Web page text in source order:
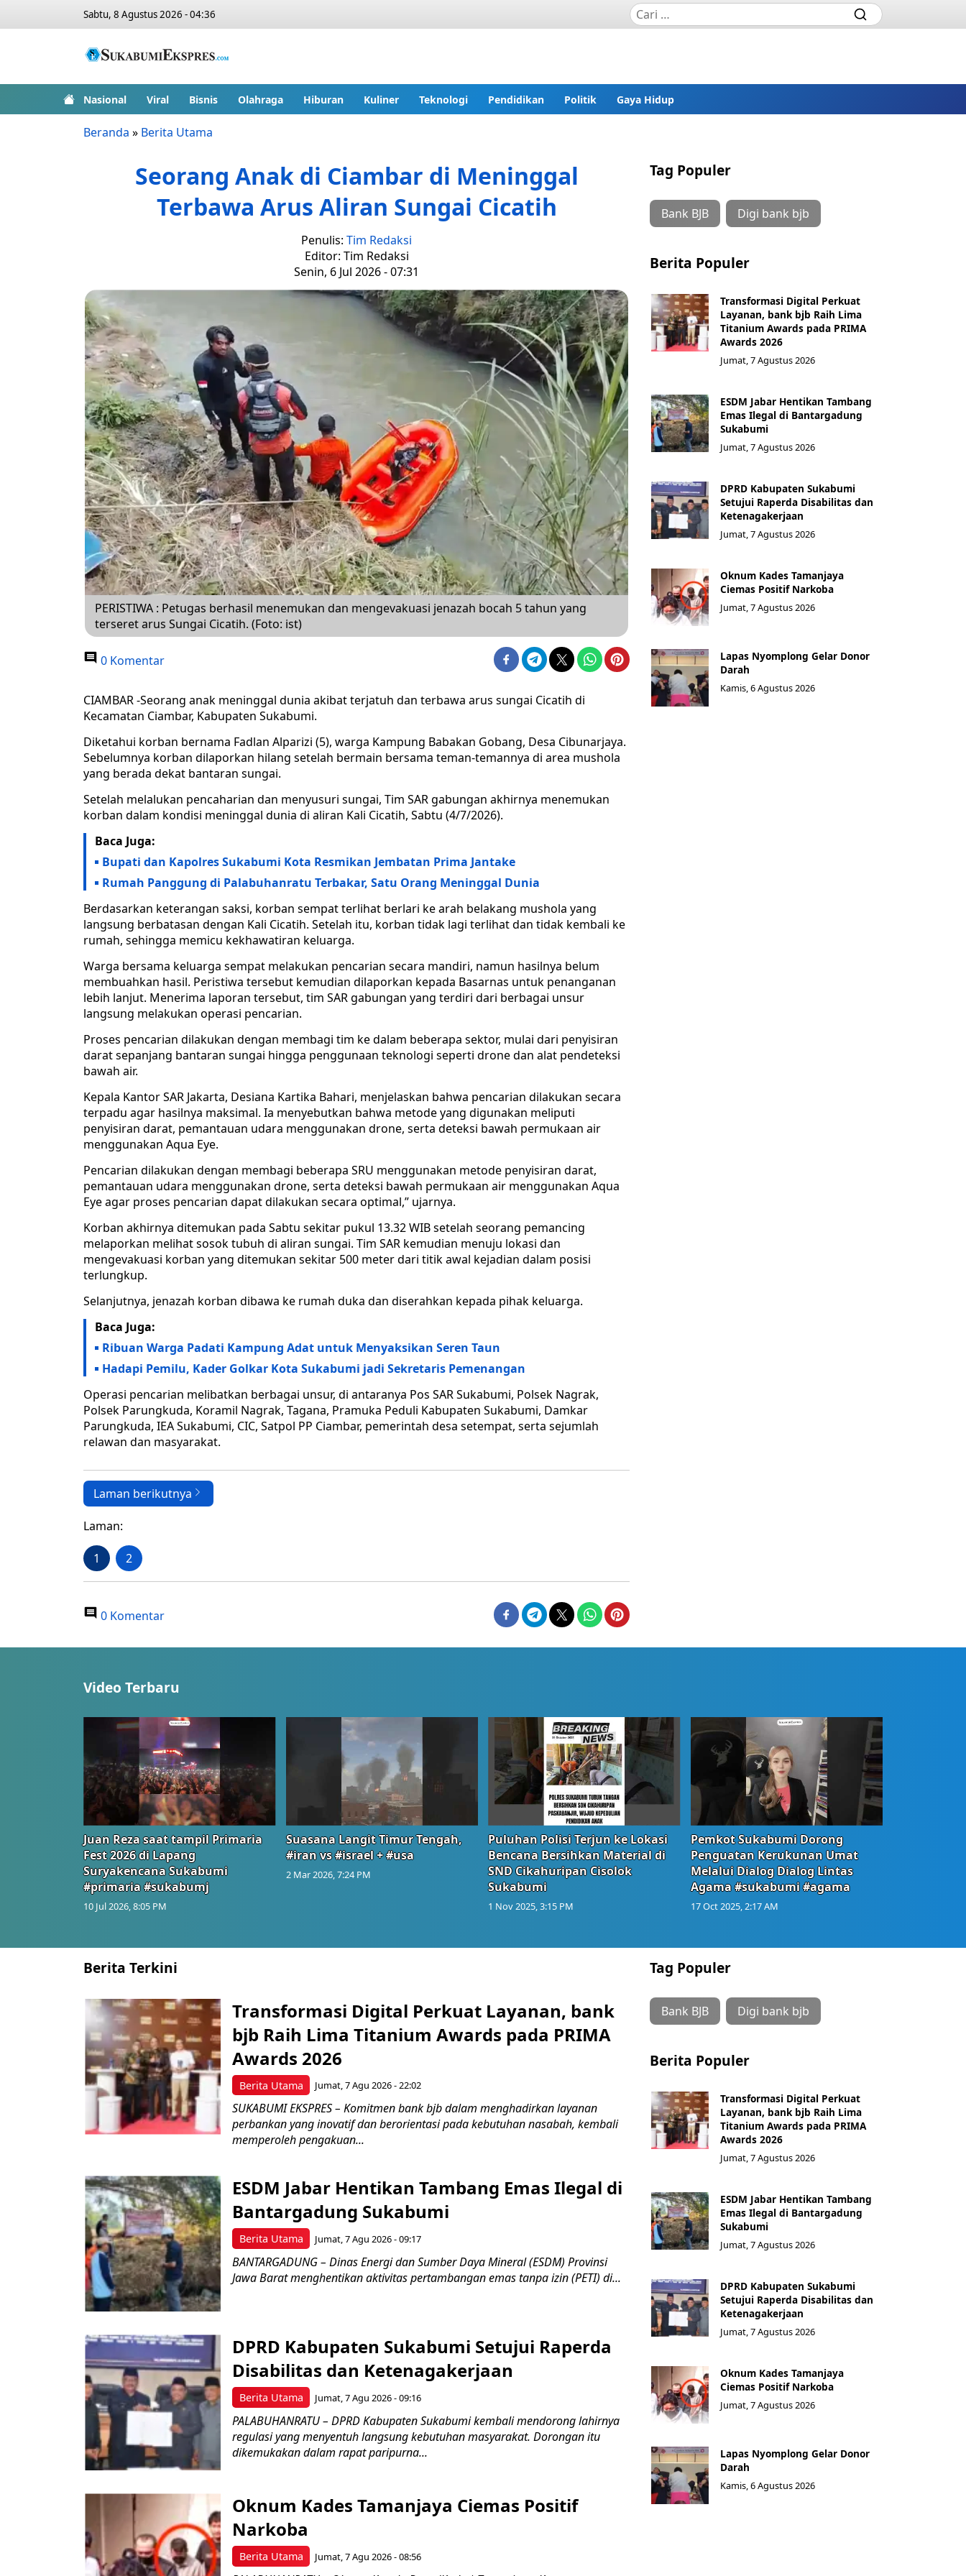
Sabtu, 8 Agustus 2026 - 04:36
Nasional Viral Bisnis Olahraga Hiburan Kuliner Teknologi Pendidikan Politik Gaya Hidup
Beranda » Berita Utama
Seorang Anak di Ciambar di Meninggal
Terbawa Arus Aliran Sungai Cicatih
Penulis: Tim Redaksi
Editor: Tim Redaksi
Senin, 6 Jul 2026 - 07:31
PERISTIWA : Petugas berhasil menemukan dan mengevakuasi jenazah bocah 5 tahun yang
terseret arus Sungai Cicatih. (Foto: ist)
0 Komentar
CIAMBAR -Seorang anak meninggal dunia akibat terjatuh dan terbawa arus sungai Cicatih di
Kecamatan Ciambar, Kabupaten Sukabumi.
Diketahui korban bernama Fadlan Alparizi (5), warga Kampung Babakan Gobang, Desa Cibunarjaya.
Sebelumnya korban dilaporkan hilang setelah bermain bersama teman-temannya di area mushola
yang berada dekat bantaran sungai.
Setelah melalukan pencaharian dan menyusuri sungai, Tim SAR gabungan akhirnya menemukan
korban dalam kondisi meninggal dunia di aliran Kali Cicatih, Sabtu (4/7/2026).
Baca Juga:
Bupati dan Kapolres Sukabumi Kota Resmikan Jembatan Prima Jantake
Rumah Panggung di Palabuhanratu Terbakar, Satu Orang Meninggal Dunia
Berdasarkan keterangan saksi, korban sempat terlihat berlari ke arah belakang mushola yang
langsung berbatasan dengan Kali Cicatih. Setelah itu, korban tidak lagi terlihat dan tidak kembali ke
rumah, sehingga memicu kekhawatiran keluarga.
Warga bersama keluarga sempat melakukan pencarian secara mandiri, namun hasilnya belum
membuahkan hasil. Peristiwa tersebut kemudian dilaporkan kepada Basarnas untuk penanganan
lebih lanjut. Menerima laporan tersebut, tim SAR gabungan yang terdiri dari berbagai unsur
langsung melakukan operasi pencarian.
Proses pencarian dilakukan dengan membagi tim ke dalam beberapa sektor, mulai dari penyisiran
darat sepanjang bantaran sungai hingga penggunaan teknologi seperti drone dan alat pendeteksi
bawah air.
Kepala Kantor SAR Jakarta, Desiana Kartika Bahari, menjelaskan bahwa pencarian dilakukan secara
terpadu agar hasilnya maksimal. Ia menyebutkan bahwa metode yang digunakan meliputi
penyisiran darat, pemantauan udara menggunakan drone, serta deteksi bawah permukaan air
menggunakan Aqua Eye.
Pencarian dilakukan dengan membagi beberapa SRU menggunakan metode penyisiran darat,
pemantauan udara menggunakan drone, serta deteksi bawah permukaan air menggunakan Aqua
Eye agar proses pencarian dapat dilakukan secara optimal,” ujarnya.
Korban akhirnya ditemukan pada Sabtu sekitar pukul 13.32 WIB setelah seorang pemancing
melaporkan melihat sosok tubuh di aliran sungai. Tim SAR kemudian menuju lokasi dan
mengevakuasi korban yang ditemukan sekitar 500 meter dari titik awal kejadian dalam posisi
terlungkup.
Selanjutnya, jenazah korban dibawa ke rumah duka dan diserahkan kepada pihak keluarga.
Baca Juga:
Ribuan Warga Padati Kampung Adat untuk Menyaksikan Seren Taun
Hadapi Pemilu, Kader Golkar Kota Sukabumi jadi Sekretaris Pemenangan
Operasi pencarian melibatkan berbagai unsur, di antaranya Pos SAR Sukabumi, Polsek Nagrak,
Polsek Parungkuda, Koramil Nagrak, Tagana, Pramuka Peduli Kabupaten Sukabumi, Damkar
Parungkuda, IEA Sukabumi, CIC, Satpol PP Ciambar, pemerintah desa setempat, serta sejumlah
relawan dan masyarakat.
Laman berikutnya
Laman:
1 2
0 Komentar
Tag Populer
Bank BJB Digi bank bjb
Berita Populer
Transformasi Digital Perkuat
Layanan, bank bjb Raih Lima
Titanium Awards pada PRIMA
Awards 2026
Jumat, 7 Agustus 2026
ESDM Jabar Hentikan Tambang
Emas Ilegal di Bantargadung
Sukabumi
Jumat, 7 Agustus 2026
DPRD Kabupaten Sukabumi
Setujui Raperda Disabilitas dan
Ketenagakerjaan
Jumat, 7 Agustus 2026
Oknum Kades Tamanjaya
Ciemas Positif Narkoba
Jumat, 7 Agustus 2026
Lapas Nyomplong Gelar Donor
Darah
Kamis, 6 Agustus 2026
Video Terbaru
Juan Reza saat tampil Primaria
Fest 2026 di Lapang
Suryakencana Sukabumi
#primaria #sukabumj
10 Jul 2026, 8:05 PM
Suasana Langit Timur Tengah,
#iran vs #israel + #usa
2 Mar 2026, 7:24 PM
Puluhan Polisi Terjun ke Lokasi
Bencana Bersihkan Material di
SND Cikahuripan Cisolok
Sukabumi
1 Nov 2025, 3:15 PM
Pemkot Sukabumi Dorong
Penguatan Kerukunan Umat
Melalui Dialog Dialog Lintas
Agama #sukabumi #agama
17 Oct 2025, 2:17 AM
Berita Terkini
Berita Utama
Transformasi Digital Perkuat Layanan, bank
bjb Raih Lima Titanium Awards pada PRIMA
Awards 2026
Jumat, 7 Agu 2026 - 22:02
SUKABUMI EKSPRES – Komitmen bank bjb dalam menghadirkan layanan
perbankan yang inovatif dan berorientasi pada kebutuhan nasabah, kembali
memperoleh pengakuan...
Berita Utama
ESDM Jabar Hentikan Tambang Emas Ilegal di
Bantargadung Sukabumi
Jumat, 7 Agu 2026 - 09:17
BANTARGADUNG – Dinas Energi dan Sumber Daya Mineral (ESDM) Provinsi
Jawa Barat menghentikan aktivitas pertambangan emas tanpa izin (PETI) di...
Berita Utama
DPRD Kabupaten Sukabumi Setujui Raperda
Disabilitas dan Ketenagakerjaan
Jumat, 7 Agu 2026 - 09:16
PALABUHANRATU – DPRD Kabupaten Sukabumi kembali mendorong lahirnya
regulasi yang menyentuh langsung kebutuhan masyarakat. Dorongan itu
dikemukakan dalam rapat paripurna...
Berita Utama
Oknum Kades Tamanjaya Ciemas Positif
Narkoba
Jumat, 7 Agu 2026 - 08:56
Tag Populer
Bank BJB Digi bank bjb
Berita Populer
Transformasi Digital Perkuat
Layanan, bank bjb Raih Lima
Titanium Awards pada PRIMA
Awards 2026
Jumat, 7 Agustus 2026
ESDM Jabar Hentikan Tambang
Emas Ilegal di Bantargadung
Sukabumi
Jumat, 7 Agustus 2026
DPRD Kabupaten Sukabumi
Setujui Raperda Disabilitas dan
Ketenagakerjaan
Jumat, 7 Agustus 2026
Oknum Kades Tamanjaya
Ciemas Positif Narkoba
Jumat, 7 Agustus 2026
Lapas Nyomplong Gelar Donor
Darah
Kamis, 6 Agustus 2026